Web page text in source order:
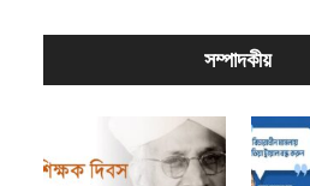
সম্পাদকীয়